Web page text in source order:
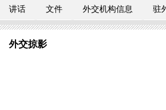
讲话 文件 外交机构信息 驻
外交掠影